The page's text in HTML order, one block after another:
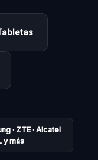
· ZTE · Alcatel
y más